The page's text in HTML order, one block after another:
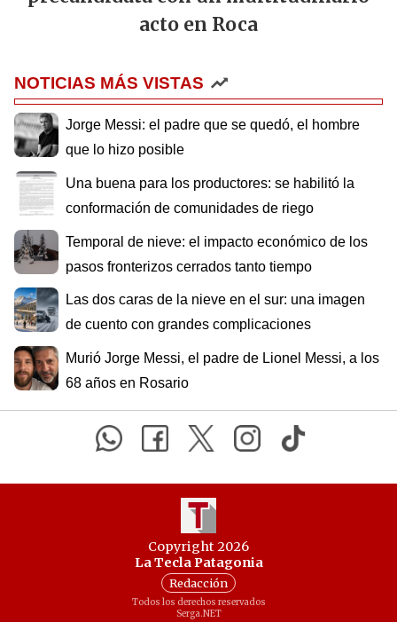
acto en Roca
NOTICIAS MÁS VISTAS
Jorge Messi: el padre que se quedó, el hombre
que lo hizo posible
Una buena para los productores: se habilitó la
conformación de comunidades de riego
Temporal de nieve: el impacto económico de los
pasos fronterizos cerrados tanto tiempo
Las dos caras de la nieve en el sur: una imagen
de cuento con grandes complicaciones
Murió Jorge Messi, el padre de Lionel Messi, a los
68 años en Rosario
Copyright 2026
La Tecla Patagonia
Redacción
Todos los derechos reservados
Serga.NET